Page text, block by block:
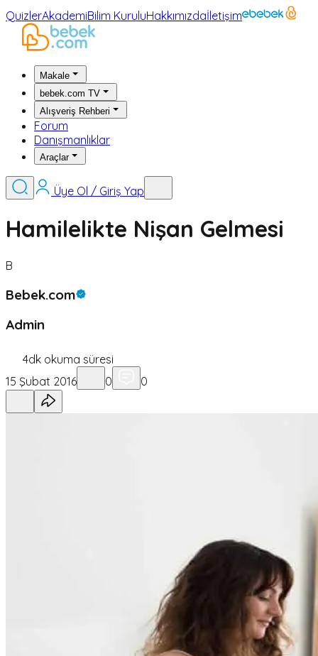
QuizlerAkademiBilim KuruluHakkımızdaİletişim
Makale
bebek.com TV
Alışveriş Rehberi
Forum
Danışmanlıklar
Araçlar
Üye Ol / Giriş Yap
Hamilelikte Nişan Gelmesi
B
Bebek.com
Admin
4dk okuma süresi
15 Şubat 2016
0 0